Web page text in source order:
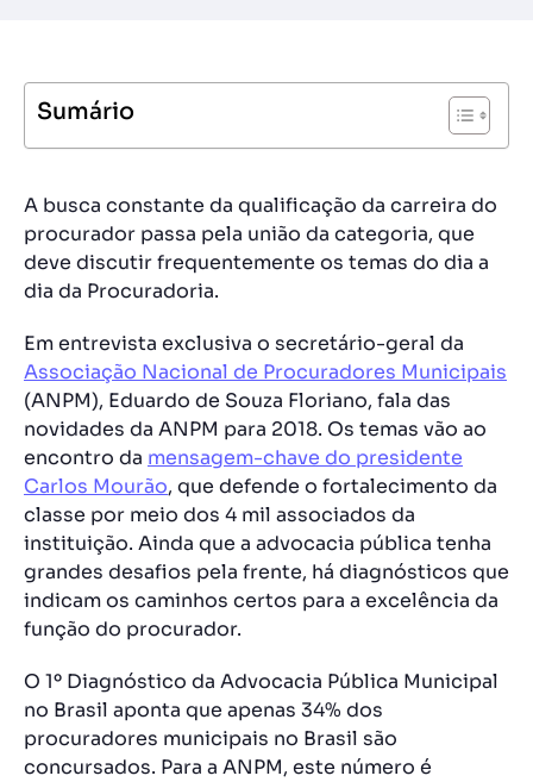
Sumário
A busca constante da qualificação da carreira do
procurador passa pela união da categoria, que
deve discutir frequentemente os temas do dia a
dia da Procuradoria.
Em entrevista exclusiva o secretário-geral da
Associação Nacional de Procuradores Municipais
(ANPM), Eduardo de Souza Floriano, fala das
novidades da ANPM para 2018. Os temas vão ao
encontro da mensagem-chave do presidente
Carlos Mourão, que defende o fortalecimento da
classe por meio dos 4 mil associados da
instituição. Ainda que a advocacia pública tenha
grandes desafios pela frente, há diagnósticos que
indicam os caminhos certos para a excelência da
função do procurador.
O 1º Diagnóstico da Advocacia Pública Municipal
no Brasil aponta que apenas 34% dos
procuradores municipais no Brasil são
concursados. Para a ANPM, este número é